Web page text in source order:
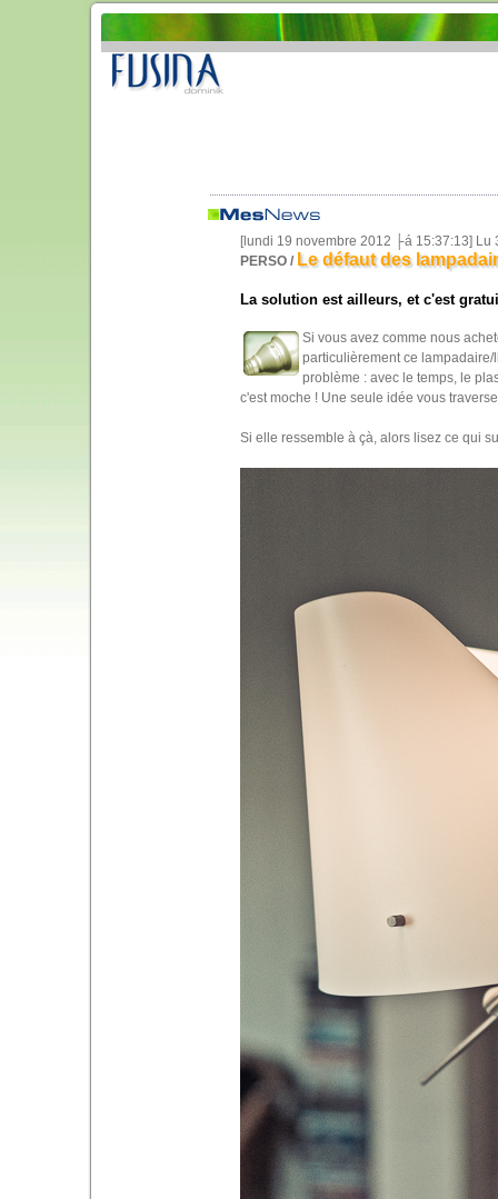
[lundi 19 novembre 2012 ├á 15:37:13]
PERSO / Le défaut des
La solution est ailleurs, et c'est
Si vous avez comme nous
particulièrement ce
problème : avec le temps, le
c'est moche ! Une seule idée vous
Si elle ressemble à çà, alors lisez ce qui